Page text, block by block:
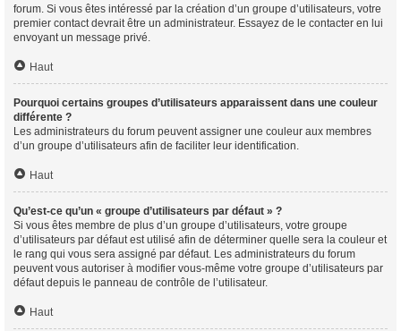
forum. Si vous êtes intéressé par la création d’un groupe d’utilisateurs, votre
premier contact devrait être un administrateur. Essayez de le contacter en lui
envoyant un message privé.
Haut
Pourquoi certains groupes d’utilisateurs apparaissent dans une couleur
différente ?
Les administrateurs du forum peuvent assigner une couleur aux membres
d’un groupe d’utilisateurs afin de faciliter leur identification.
Haut
Qu’est-ce qu’un « groupe d’utilisateurs par défaut » ?
Si vous êtes membre de plus d’un groupe d’utilisateurs, votre groupe
d’utilisateurs par défaut est utilisé afin de déterminer quelle sera la couleur et
le rang qui vous sera assigné par défaut. Les administrateurs du forum
peuvent vous autoriser à modifier vous-même votre groupe d’utilisateurs par
défaut depuis le panneau de contrôle de l’utilisateur.
Haut